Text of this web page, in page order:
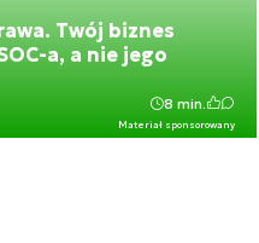
Twój biznes
a, a nie jego
Materiał sponsorowany
8 min.